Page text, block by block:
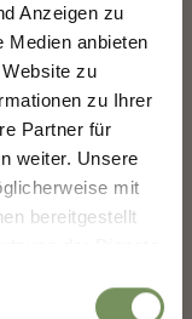
Anzeigen zu
Medien anbieten
zu
zu Ihrer
Partner für
weiter. Unsere
mit
bereitgestellt
—
bewegen.